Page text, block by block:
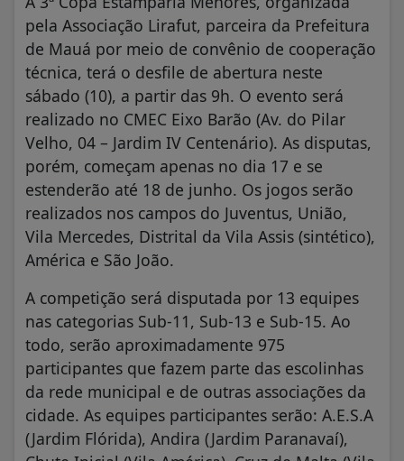
de Mauá por meio de convênio de cooperação
técnica, terá o desfile de abertura neste
sábado (10), a partir das 9h. O evento será
realizado no CMEC Eixo Barão (Av. do Pilar
Velho, 04 – Jardim IV Centenário). As disputas,
porém, começam apenas no dia 17 e se
estenderão até 18 de junho. Os jogos serão
realizados nos campos do Juventus, União,
Vila Mercedes, Distrital da Vila Assis (sintético),
América e São João.
A competição será disputada por 13 equipes
todo, serão aproximadamente 975
participantes que fazem parte das escolinhas
da rede municipal e de outras associações da
cidade. As equipes participantes serão: A.E.S.A
(Jardim Flórida), Andira (Jardim Paranavaí),
Chute Inicial (Vila América), Cruz de Malta (Vila
Magini e Parque São Vicente), Dragões (Nova